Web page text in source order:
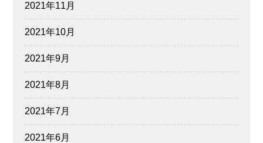
2021年11月
2021年10月
2021年9月
2021年8月
2021年7月
2021年6月